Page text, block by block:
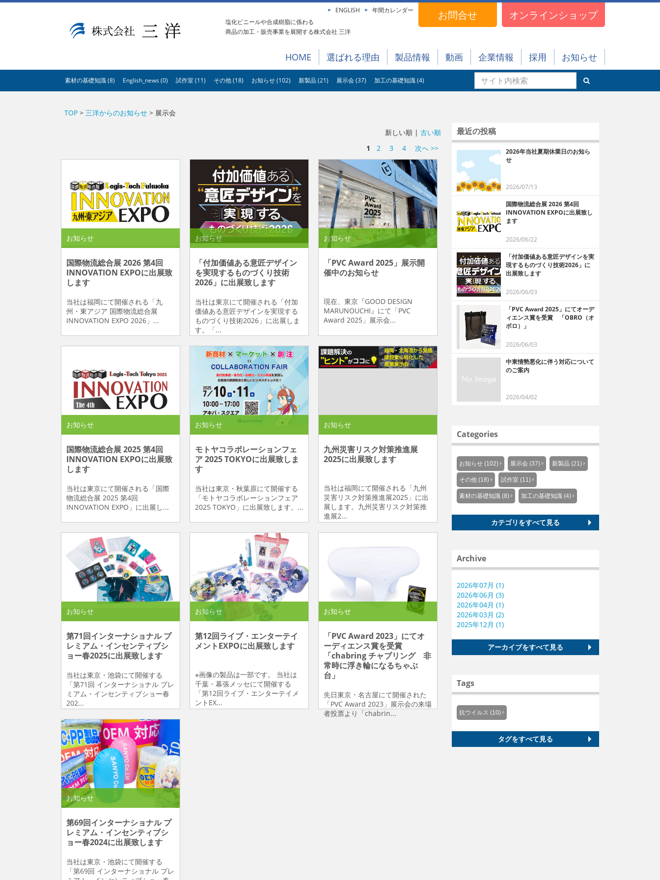
A53E59DB21DB099A77E5122BCBD1D26E
ENGLISH 年間カレンダー お問合せ オンラインショップ
塩化ビニールや合成樹脂に係わる
商品の加工・販売事業を展開する株式会社 三洋
HOME 選ばれる理由 製品情報 動画 企業情報 採用 お知らせ
素材の基礎知識 (8) English_news (0) 試作室 (11) その他 (18) お知らせ (102) 新製品 (21) 展示会 (37) 加工の基礎知識 (4)
TOP >三洋からのお知らせ > 展示会
新しい順 |古い順
1
2 3 4 次へ >>
お知らせ
国際物流総合展 2026 第4回
INNOVATION EXPOに出展致
します
当社は福岡にて開催される「九
州・東アジア 国際物流総合展
INNOVATION EXPO 2026」...
お知らせ
「付加価値ある意匠デザイン
を実現するものづくり技術
2026」に出展致します
当社は東京にて開催される「付加
価値ある意匠デザインを実現する
ものづくり技術2026」に出展しま
す。「...
お知らせ
「PVC Award 2025」展示開
催中のお知らせ
現在、東京『GOOD DESIGN
MARUNOUCHI』にて「PVC
Award 2025」展示会...
お知らせ
国際物流総合展 2025 第4回
INNOVATION EXPOに出展致
します
当社は東京にて開催される「国際
物流総合展 2025 第4回
INNOVATION EXPO」に出展し...
お知らせ
モトヤコラボレーションフェ
ア 2025 TOKYOに出展致しま
す
当社は東京・秋葉原にて開催する
「モトヤコラボレーションフェア
2025 TOKYO」に出展致します。...
お知らせ
九州災害リスク対策推進展
2025に出展致します
当社は福岡にて開催される「九州
災害リスク対策推進展2025」に出
展します。九州災害リスク対策推
進展2...
お知らせ
第71回インターナショナル プ
レミアム・インセンティブシ
ョー春2025に出展致します
当社は東京・池袋にて開催する
「第71回 インターナショナル プレ
ミアム・インセンティブショー春
202...
お知らせ
第12回ライブ・エンターテイ
メントEXPOに出展致します
※画像の製品は一部です。 当社は
千葉・幕張メッセにて開催する
「第12回ライブ・エンターテイメ
ントEX...
お知らせ
「PVC Award 2023」にてオ
ーディエンス賞を受賞
「chabring チャブリング 非
常時に浮き輪になるちゃぶ
台」
先日東京・名古屋にて開催された
「PVC Award 2023」展示会の来場
者投票より「chabrin...
お知らせ
第69回インターナショナル プ
レミアム・インセンティブシ
ョー春2024に出展致します
当社は東京・池袋にて開催する
「第69回 インターナショナル プレ
最近の投稿
2026年当社夏期休業日のお知ら
せ
2026/07/13
国際物流総合展 2026 第4回
INNOVATION EXPOに出展致し
ます
2026/06/22
「付加価値ある意匠デザインを実
現するものづくり技術2026」に
出展致します
2026/06/03
「PVC Award 2025」にてオーデ
ィエンス賞を受賞 「OBRO（オ
ボロ）」
2026/06/03
中東情勢悪化に伴う対応について
のご案内
2026/04/02
Categories
お知らせ (102) 展示会 (37) 新製品 (21)
その他 (18) 試作室 (11)
素材の基礎知識 (8) 加工の基礎知識 (4)
カテゴリをすべて見る
Archive
2026年07月 (1)
2026年06月 (3)
2026年04月 (1)
2026年03月 (2)
2025年12月 (1)
アーカイブをすべて見る
Tags
抗ウイルス (10)
タグをすべて見る